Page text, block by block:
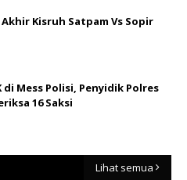
Kisruh Satpam Vs Sopir
di Mess Polisi, Penyidik Polres
16 Saksi
Lihat semua